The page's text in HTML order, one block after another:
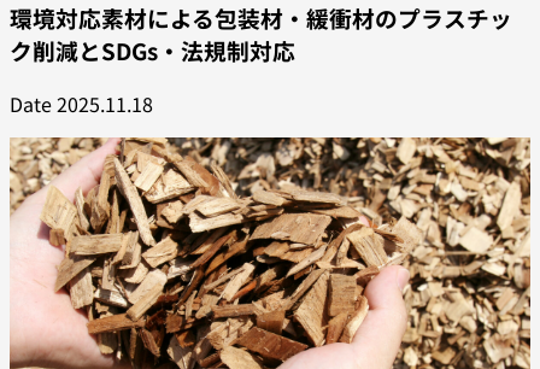
環境対応素材による包装材・緩衝材のプラスチッ
ク削減とSDGs・法規制対応
Date2025.11.18